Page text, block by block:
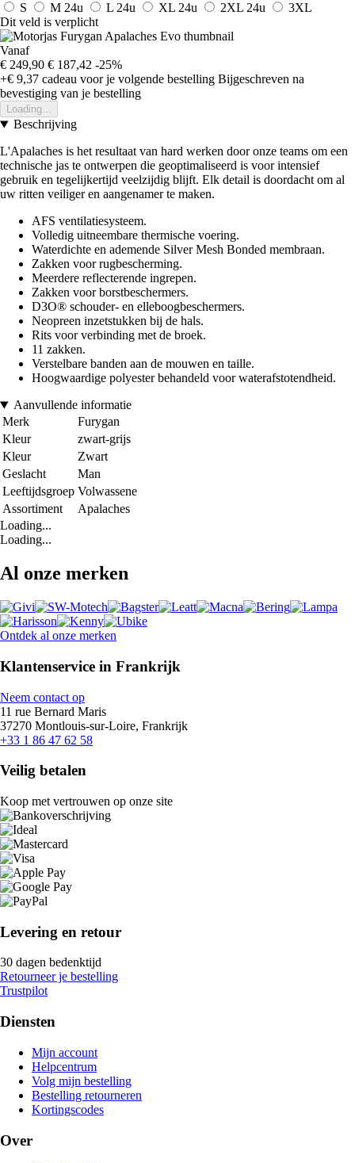
S
M 24u L 24u XL 24u 2XL 24u
3XL
Dit veld is verplicht
Vanaf
€ 249,90 € 187,42 -25%
+€ 9,37 cadeau voor je volgende bestelling Bijgeschreven na
bevestiging van je bestelling
Loading...
Beschrijving
L'Apalaches is het resultaat van hard werken door onze teams om een
technische jas te ontwerpen die geoptimaliseerd is voor intensief
gebruik en tegelijkertijd veelzijdig blijft. Elk detail is doordacht om al
uw ritten veiliger en aangenamer te maken.
AFS ventilatiesysteem.
Volledig uitneembare thermische voering.
Waterdichte en ademende Silver Mesh Bonded membraan.
Zakken voor rugbescherming.
Meerdere reflecterende ingrepen.
Zakken voor borstbeschermers.
D3O® schouder- en elleboogbeschermers.
Neopreen inzetstukken bij de hals.
Rits voor verbinding met de broek.
11 zakken.
Verstelbare banden aan de mouwen en taille.
Hoogwaardige polyester behandeld voor waterafstotendheid.
Aanvullende informatie
Merk
Furygan
Kleur
zwart-grijs
Kleur
Zwart
Geslacht
Man
Leeftijdsgroep Volwassene
Assortiment
Apalaches
Loading...
Loading...
Al onze merken
Ontdek al onze merken
Klantenservice in Frankrijk
Neem contact op
11 rue Bernard Maris
37270 Montlouis-sur-Loire, Frankrijk
+33 1 86 47 62 58
Veilig betalen
Koop met vertrouwen op onze site
Levering en retour
30 dagen bedenktijd
Retourneer je bestelling
Trustpilot
Diensten
Mijn account
Helpcentrum
Volg mijn bestelling
Bestelling retourneren
Kortingscodes
Over